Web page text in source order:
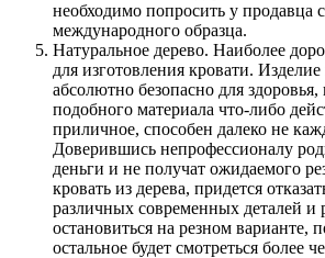
необходимо попросить у продавца
международного образца.
Натуральное дерево. Наиболее
для изготовления кровати. Изделие
абсолютно безопасно для здоровья,
подобного материала что-либо
приличное, способен далеко не
Доверившись непрофессионалу
деньги и не получат ожидаемого
кровать из дерева, придется
различных современных деталей и
остановиться на резном варианте,
остальное будет смотреться более